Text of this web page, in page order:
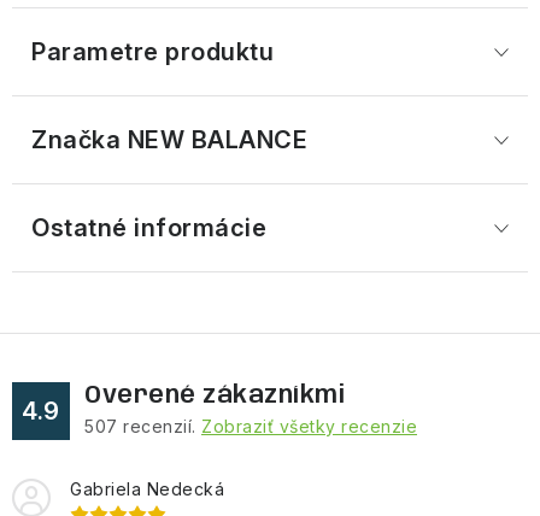
Parametre produktu
Značka NEW BALANCE
Ostatné informácie
4.9
Overené zákazníkmi
507 recenzií. Zobraziť všetky recenzie
Gabriela Nedecká